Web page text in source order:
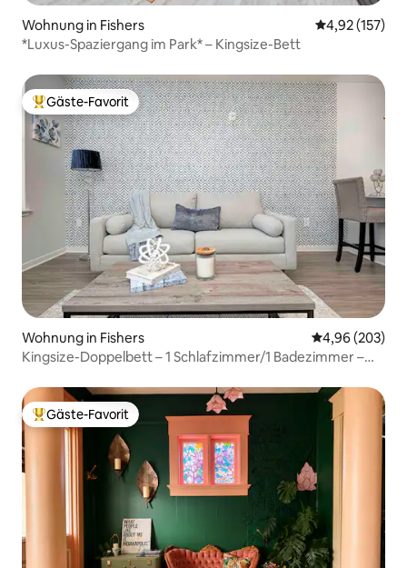
Wohnung in Fishers
4,92 (157)
*Luxus-Spaziergang im Park* – Kingsize-Bett
Beliebter Gäste-Favorit.
Gäste-Favorit
Wohnung in Fishers
4,96 (203)
Kingsize-Doppelbett – 1 Schlafzimmer/1 Badezimmer –
Beliebter Gäste-Favorit.
Gäste-Favorit